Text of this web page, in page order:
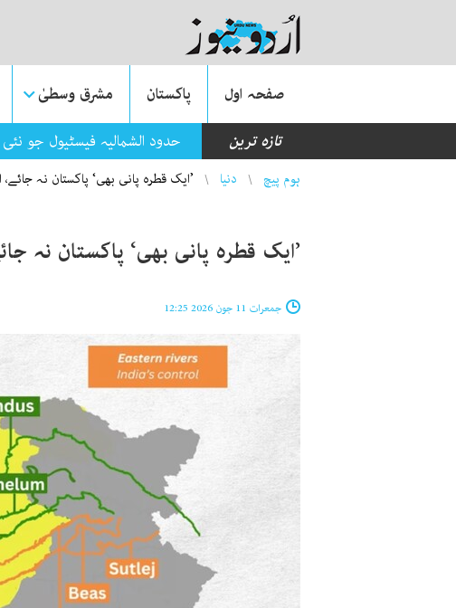
صفحہ اول پاکستان مشرق وسطیٰ
تازہ ترین
حدود الشمالیہ فیسٹیول جو
You are here
ہوم پیچ دنیا ’ایک قطرہ پانی بھی‘ پاکستان نہ
’ایک قطرہ پانی بھی‘ پاکستان نہ
جمعرات 11 جون 2026 12:25